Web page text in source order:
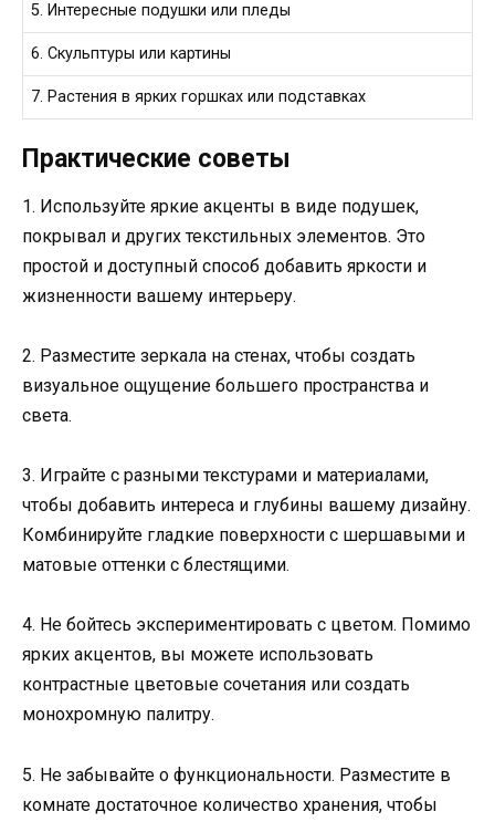
5. Интересные подушки или пледы
6. Скульптуры или картины
7. Растения в ярких горшках или подставках
Практические советы
1. Используйте яркие акценты в виде подушек,
покрывал и других текстильных элементов. Это
простой и доступный способ добавить яркости и
жизненности вашему интерьеру.
2. Разместите зеркала на стенах, чтобы создать
визуальное ощущение большего пространства и
света.
3. Играйте с разными текстурами и материалами,
чтобы добавить интереса и глубины вашему дизайну.
Комбинируйте гладкие поверхности с шершавыми и
матовые оттенки с блестящими.
4. Не бойтесь экспериментировать с цветом. Помимо
ярких акцентов, вы можете использовать
контрастные цветовые сочетания или создать
монохромную палитру.
5. Не забывайте о функциональности. Разместите в
комнате достаточное количество хранения, чтобы